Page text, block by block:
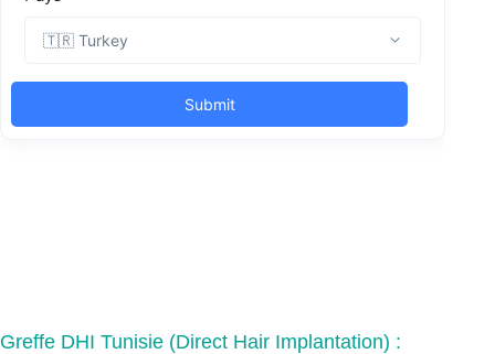
Greffe DHI Tunisie (Direct Hair Implantation) :